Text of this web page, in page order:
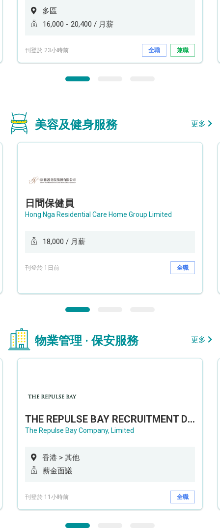
多區
16,000 - 20,400 / 月薪
刊登於 23小時前 全職 兼職
美容及健身服務 更多
日間保健員
Hong Nga Residential Care Home Group Limited
18,000 / 月薪
刊登於 1日前 全職
物業管理 · 保安服務 更多
THE REPULSE BAY RECRUITMENT DAY 淺水灣影灣園人才招聘會
The Repulse Bay Company, Limited
香港 > 其他
薪金面議
刊登於 11小時前 全職